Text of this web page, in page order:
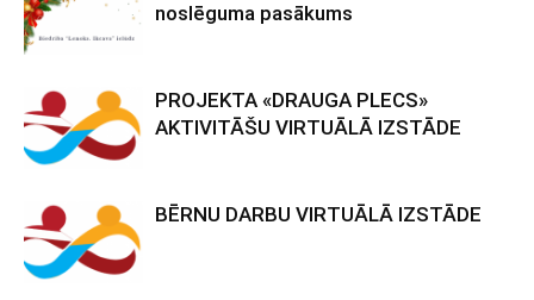
noslēguma pasākums
PROJEKTA «DRAUGA PLECS»
AKTIVITĀŠU VIRTUĀLĀ IZSTĀDE
BĒRNU DARBU VIRTUĀLĀ IZSTĀDE